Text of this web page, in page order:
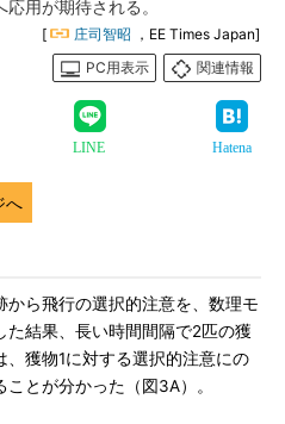
用が期待される。
[ 庄司智昭 ，EE Times Japan]
PC用表示
関連情報
LINE Hatena
へ
ら飛行の選択的注意を、数理モ
結果、長い時間間隔で2匹の獲
獲物1に対する選択的注意にの
とが分かった（図3A）。